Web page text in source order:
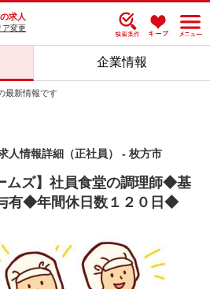
の求人
変更
企業情報
最新情報です
人情報詳細（正社員） - 枚方市
ムズ】社員食堂の調理師◆基
有◆年間休日数１２０日◆